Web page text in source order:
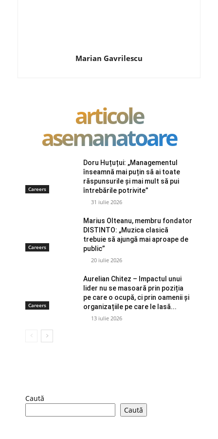
Marian Gavrilescu
articole
asemanatoare
Careers
Doru Huțuțui: „Managementul
înseamnă mai puțin să ai toate
răspunsurile și mai mult să pui
întrebările potrivite”
31 iulie 2026
Careers
Marius Olteanu, membru fondator
DISTINTO: „Muzica clasică
trebuie să ajungă mai aproape de
public”
20 iulie 2026
Careers
Aurelian Chitez – Impactul unui
lider nu se masoară prin poziția
pe care o ocupă, ci prin oamenii și
organizațiile pe care le lasă...
13 iulie 2026
Caută
Caută